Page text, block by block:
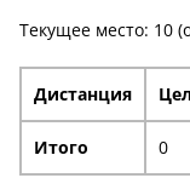
РЕЙТИНГ
ТИРЫ И
СТАТЬИ
Текущее место: 10
Дистанция
Итого 0